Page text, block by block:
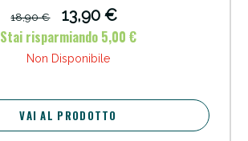
18,90 €
13,90 €
Stai risparmiando 5,00 €
Non Disponibile
VAI AL PRODOTTO